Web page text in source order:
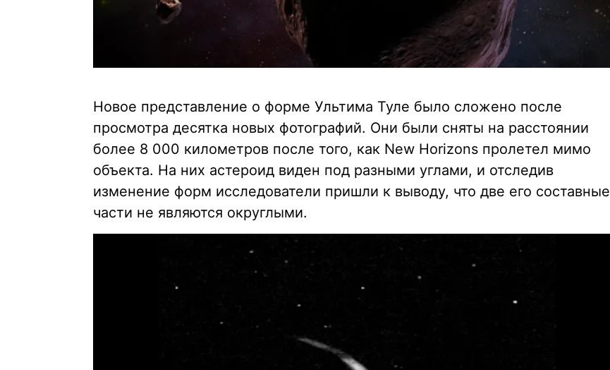
Новое представление о форме Ультима Туле было сложено после
просмотра десятка новых фотографий. Они были сняты на расстоянии
более 8 000 километров после того, как New Horizons пролетел мимо
объекта. На них астероид виден под разными углами, и отследив
изменение форм исследователи пришли к выводу, что две его составные
части не являются округлыми.